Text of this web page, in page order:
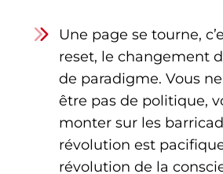
Une page se tourne,
reset, le changement
de paradigme. Vous
être pas de politique,
monter sur les
révolution est
révolution de la